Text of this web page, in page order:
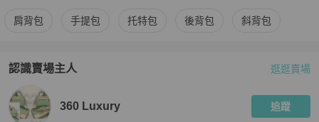
更多Hermès 女包相似商品推薦
肩背包 手提包 托特包 後背包 斜背包
認識賣場主人
PopChill 拍拍圈嚴選賣家
逛逛賣場
360 Luxury 追蹤